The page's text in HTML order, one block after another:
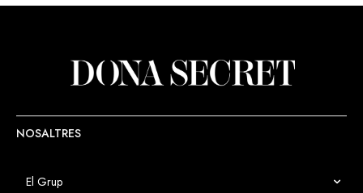
NOSALTRES
El Grup